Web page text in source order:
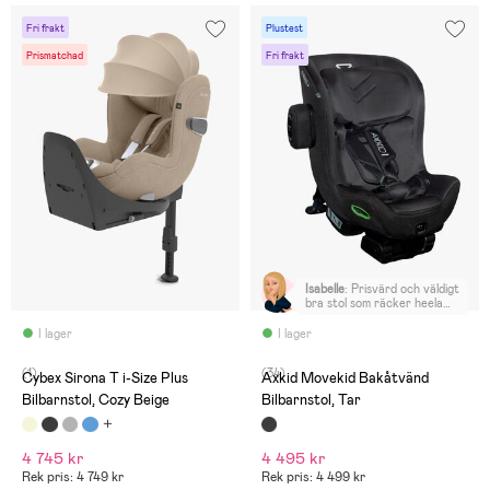
Fri frakt
Prismatchad
I lager
(1)
Cybex Sirona T i-Size Plus
Bilbarnstol, Cozy Beige
4 745 kr
Rek pris: 4 749 kr
Plustest
Fri frakt
I lager
Isabelle: Prisvärd och väldigt
bra stol som räcker heela
(34)
Axkid Movekid Bakåtvänd
Bilbarnstol, Tar
4 495 kr
Rek pris: 4 499 kr